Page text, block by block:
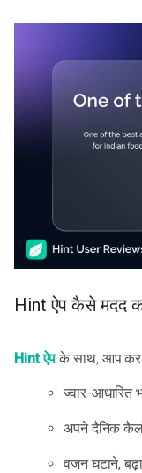
Hint ऐप कैसे मदद
Hint ऐपके साथ, आप
ज्वार-
अपने दैनिक
वजन घटाने,